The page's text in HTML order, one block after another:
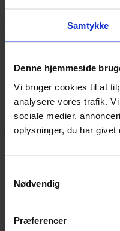
Samtykke
Denne hjemmeside
Vi bruger cookies til at
analysere vores trafik.
sociale medier,
oplysninger, du har
Nødvendig
Præferencer
Yarn Every Wear
Hvis du bøvler med noget
mig,eller kom forbi butikken
jeg dig på vej.
CVR 43041649
SERVICES